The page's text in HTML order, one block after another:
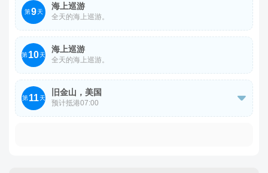
第9天
海上巡游
全天的海上巡游。
第10天
海上巡游
全天的海上巡游。
第 11天
旧金山，美国
预计抵港07:00
